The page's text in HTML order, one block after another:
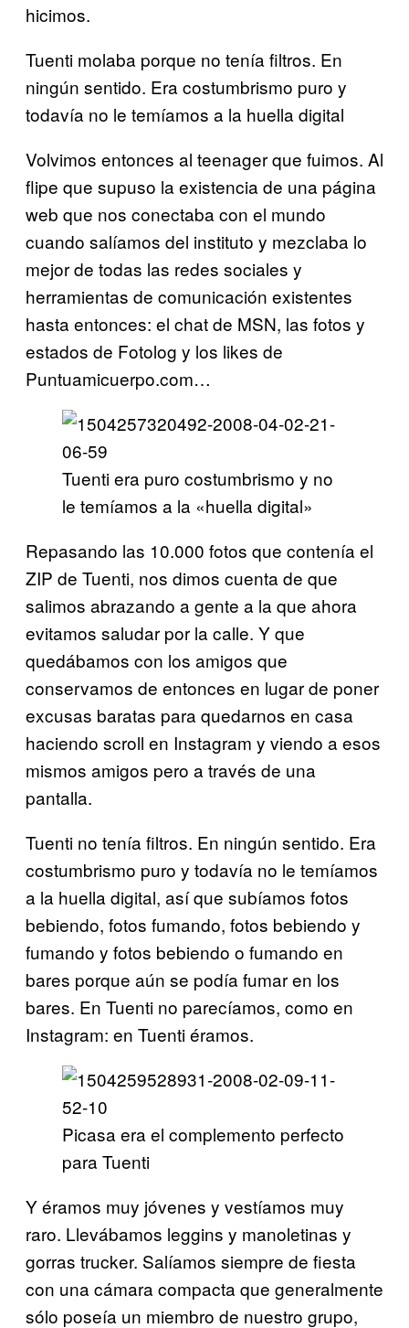
hicimos.
Tuenti molaba porque no tenía filtros. En
ningún sentido. Era costumbrismo puro y
todavía no le temíamos a la huella digital
Volvimos entonces al teenager que fuimos. Al
flipe que supuso la existencia de una página
web que nos conectaba con el mundo
cuando salíamos del instituto y mezclaba lo
mejor de todas las redes sociales y
herramientas de comunicación existentes
hasta entonces: el chat de MSN, las fotos y
estados de Fotolog y los likes de
Puntuamicuerpo.com…
Tuenti era puro costumbrismo y no
le temíamos a la «huella digital»
Repasando las 10.000 fotos que contenía el
ZIP de Tuenti, nos dimos cuenta de que
salimos abrazando a gente a la que ahora
evitamos saludar por la calle. Y que
quedábamos con los amigos que
conservamos de entonces en lugar de poner
excusas baratas para quedarnos en casa
haciendo scroll en Instagram y viendo a esos
mismos amigos pero a través de una
pantalla.
Tuenti no tenía filtros. En ningún sentido. Era
costumbrismo puro y todavía no le temíamos
a la huella digital, así que subíamos fotos
bebiendo, fotos fumando, fotos bebiendo y
fumando y fotos bebiendo o fumando en
bares porque aún se podía fumar en los
bares. En Tuenti no parecíamos, como en
Instagram: en Tuenti éramos.
Picasa era el complemento perfecto
para Tuenti
Y éramos muy jóvenes y vestíamos muy
raro. Llevábamos leggins y manoletinas y
gorras trucker. Salíamos siempre de fiesta
con una cámara compacta que generalmente
sólo poseía un miembro de nuestro grupo,